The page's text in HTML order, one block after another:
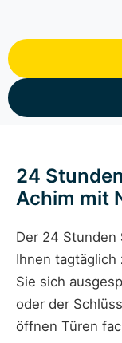
24
Achim mit
Der 24 Stunden
Ihnen
Sie sich
oder der
öffnen Türen